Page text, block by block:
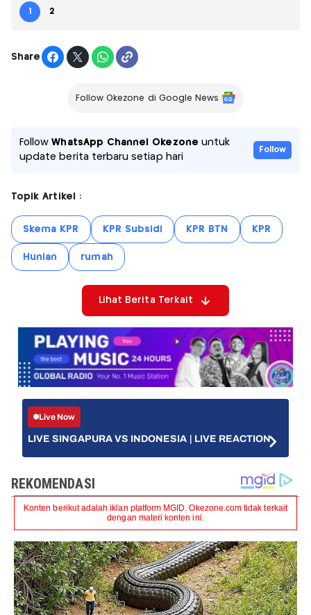
1 2
Share
Follow Okezone di Google News
FollowWhatsApp Channel Okezone untuk
update berita terbaru setiap hari
Follow
Topik Artikel :
Skema KPR KPR Subsidi KPR BTN KPR
Hunian rumah
Lihat Berita Terkait
Live Now
LIVE SINGAPURA VS INDONESIA | LIVE REACTION